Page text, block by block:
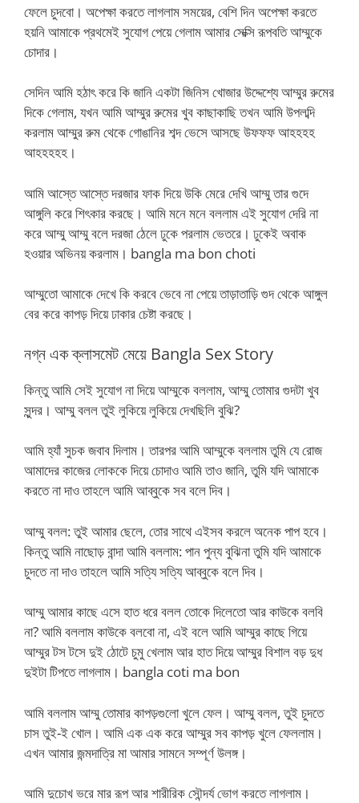
ফেলে চুদবো। অপেক্ষা করতে লাগলাম সময়ের, বেশি দিন অপেক্ষা করতে
হয়নি আমাকে প্রথমেই সুযোগ পেয়ে গেলাম আমার সেক্সি রূপবতি আম্মুকে
চোদার।
সেদিন আমি হঠাৎ করে কি জানি একটা জিনিস খোজার উদ্দেশ্যে আম্মুর রুমের
দিকে গেলাম, যখন আমি আম্মুর রুমের খুব কাছাকাছি তখন আমি উপলব্দি
করলাম আম্মুর রুম থেকে গোঙানির শব্দ ভেসে আসছে উফফফ আহহহহ
আহহহহহ।
আমি আস্তে আস্তে দরজার ফাক দিয়ে উকি মেরে দেখি আম্মু তার গুদে
আঙ্গুলি করে শিৎকার করছে। আমি মনে মনে বললাম এই সুযোগ দেরি না
করে আম্মু আম্মু বলে দরজা ঠেলে ঢুকে পরলাম ভেতরে। ঢুকেই অবাক
হওয়ার অভিনয় করলাম। bangla ma bon choti
আম্মুতো আমাকে দেখে কি করবে ভেবে না পেয়ে তাড়াতাড়ি গুদ থেকে আঙ্গুল
বের করে কাপড় দিয়ে ঢাকার চেষ্টা করছে।
নগ্ন এক ক্লাসমেট মেয়ে Bangla Sex Story
কিন্তু আমি সেই সুযোগ না দিয়ে আম্মুকে বললাম, আম্মু তোমার গুদটা খুব
সুন্দর। আম্মু বলল তুই লুকিয়ে লুকিয়ে দেখছিলি বুঝি?
আমি হ্যাঁ সুচক জবাব দিলাম। তারপর আমি আম্মুকে বললাম তুমি যে রোজ
আমাদের কাজের লোককে দিয়ে চোদাও আমি তাও জানি, তুমি যদি আমাকে
করতে না দাও তাহলে আমি আব্বুকে সব বলে দিব।
আম্মু বলল: তুই আমার ছেলে, তোর সাথে এইসব করলে অনেক পাপ হবে।
কিন্তু আমি নাছোড় বান্দা আমি বললাম: পান পুন্য বুঝিনা তুমি যদি আমাকে
চুদতে না দাও তাহলে আমি সত্যি সত্যি আব্বুকে বলে দিব।
আম্মু আমার কাছে এসে হাত ধরে বলল তোকে দিলেতো আর কাউকে বলবি
না? আমি বললাম কাউকে বলবো না, এই বলে আমি আম্মুর কাছে গিয়ে
আম্মুর টস টসে দুই ঠোটে চুমু খেলাম আর হাত দিয়ে আম্মুর বিশাল বড় দুধ
দুইটা টিপতে লাগলাম। bangla coti ma bon
আমি বললাম আম্মু তোমার কাপড়গুলো খুলে ফেল। আম্মু বলল, তুই চুদতে
চাস তুই-ই খোল। আমি এক এক করে আম্মুর সব কাপড় খুলে ফেললাম।
এখন আমার জন্মদাত্রি মা আমার সামনে সম্পূর্ণ উলঙ্গ।
আমি দুচোখ ভরে মার রূপ আর শারীরিক সৌন্দর্য ভোগ করতে লাগলাম।